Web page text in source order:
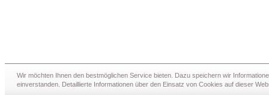
Wir möchten Ihnen den bestmöglichen Service bieten. Dazu speichern wir
einverstanden. Detaillierte Informationen über den Einsatz von Cookies auf dieser